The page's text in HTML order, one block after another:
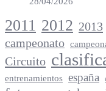
2011 2012 2013
campeonato
Circuito
entrenamientos españa